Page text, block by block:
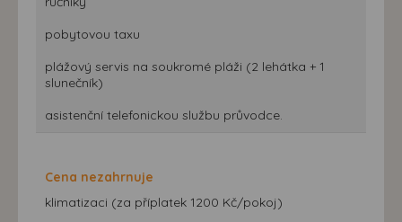
pobytovou taxu
plážový servis na soukromé pláži (2 lehátka + 1
slunečník)
asistenční telefonickou službu průvodce.
Cena nezahrnuje
klimatizaci (za příplatek 1200 Kč/pokoj)